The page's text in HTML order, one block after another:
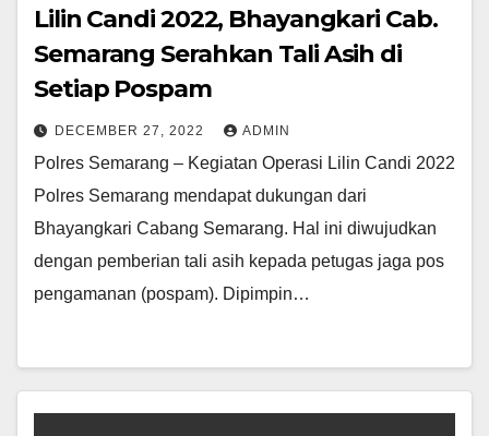
Lilin Candi 2022, Bhayangkari Cab.
Semarang Serahkan Tali Asih di
Setiap Pospam
DECEMBER 27, 2022 ADMIN
Polres Semarang – Kegiatan Operasi Lilin Candi 2022
Polres Semarang mendapat dukungan dari
Bhayangkari Cabang Semarang. Hal ini diwujudkan
dengan pemberian tali asih kepada petugas jaga pos
pengamanan (pospam). Dipimpin…